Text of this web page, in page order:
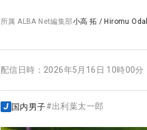
所属ALBA Net編集部小高 拓 / Hiromu
配信日時： 2026年5月16日 10時00分
国内男子#出利葉太一郎